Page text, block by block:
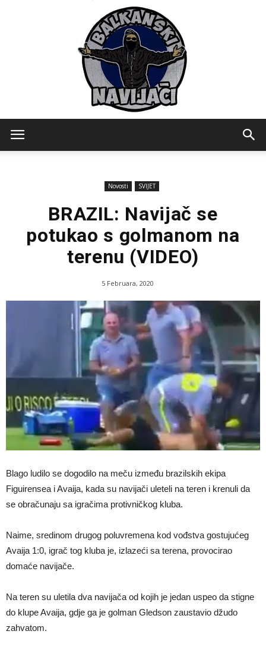
Novosti SVIJET
BRAZIL: Navijač se
potukao s golmanom na
terenu (VIDEO)
5 Februara, 2020
Blago ludilo se dogodilo na meču između brazilskih ekipa
Figuirensea i Avaija, kada su navijači uleteli na teren i krenuli da
se obračunaju sa igračima protivničkog kluba.
Naime, sredinom drugog poluvremena kod vođstva gostujućeg
Avaija 1:0, igrač tog kluba je, izlazeći sa terena, provocirao
domaće navijače.
Na teren su uletila dva navijača od kojih je jedan uspeo da stigne
do klupe Avaija, gdje ga je golman Gledson zaustavio džudo
zahvatom.